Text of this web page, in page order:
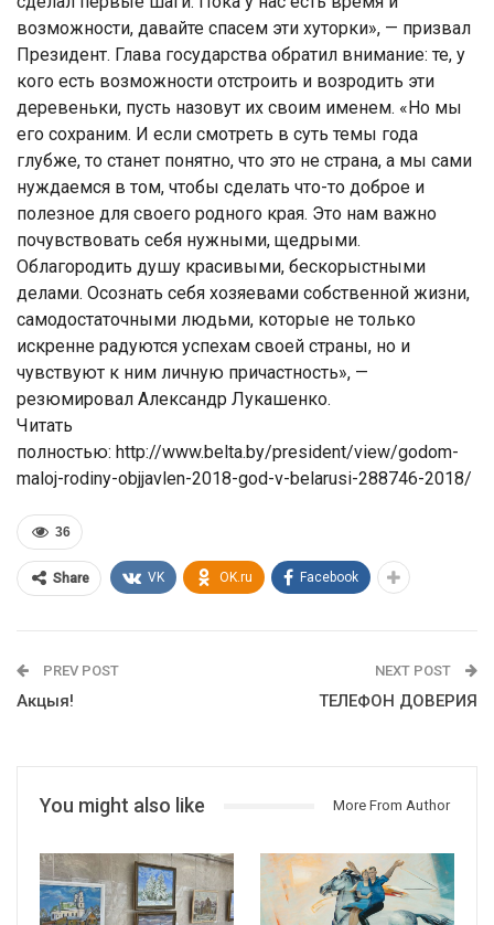
возможности, давайте спасем эти хуторки», — призвал
Президент. Глава государства обратил внимание: те, у
кого есть возможности отстроить и возродить эти
деревеньки, пусть назовут их своим именем. «Но мы
его сохраним. И если смотреть в суть темы года
глубже, то станет понятно, что это не страна, а мы сами
нуждаемся в том, чтобы сделать что-то доброе и
полезное для своего родного края. Это нам важно
почувствовать себя нужными, щедрыми.
Облагородить душу красивыми, бескорыстными
делами. Осознать себя хозяевами собственной жизни,
самодостаточными людьми, которые не только
искренне радуются успехам своей страны, но и
чувствуют к ним личную причастность», —
резюмировал Александр Лукашенко.
Читать
полностью: http://www.belta.by/president/view/godom-
maloj-rodiny-objjavlen-2018-god-v-belarusi-288746-2018/
36
Share VK OK.ru Facebook
PREV POST
Акцыя!
NEXT POST
ТЕЛЕФОН ДОВЕРИЯ
You might also like More From Author